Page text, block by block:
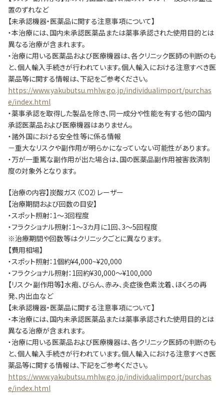
置のずれなど
【未承認機器・医薬品に関する注意事項について】
・本治療には、国内未承認医薬品または薬事承認された使用目的とは
異なる治療が含まれます。
・治療に用いる医薬品および医療機器は、各クリニック医師の判断のも
と、個人輸入手続きが行われています。個人輸入における注意すべき医
薬品等に関する情報は、下記をご参考ください。
https://www.yakubutsu.mhlw.go.jp/individualimport/purchas
e/index.html
・薬事承認を取得した製品を除き、同一成分や性能を有する他の国内
承認医薬品および医療機器はありません。
・諸外国における安全性等に係る情報
－重大なリスクや副作用が明らかになっていない可能性があります。
・万が一重篤な副作用が出た場合は、国の医薬品副作用被害救済制
度の対象外となります。
【治療の内容】炭酸ガス（CO2）レーザー
【治療期間および回数の目安】
・スポット照射：1～3回程度
・フラクショナル照射：1～3カ月に1回、3～5回程度
※治療期間や回数等はクリニックごとに異なります。
【費用相場】
・スポット照射：1個約¥4,000~¥20,000
・フラクショナル照射：1回約¥30,000～¥100,000
【リスク・副作用等】水疱、びらん、赤み、炎症後色素沈着、ほくろの再
発、内出血など
【未承認機器・医薬品に関する注意事項について】
・本治療には、国内未承認医薬品または薬事承認された使用目的とは
異なる治療が含まれます。
・治療に用いる医薬品および医療機器は、各クリニック医師の判断のも
と、個人輸入手続きが行われています。個人輸入における注意すべき医
薬品等に関する情報は、下記をご参考ください。
https://www.yakubutsu.mhlw.go.jp/individualimport/purchas
e/index.html